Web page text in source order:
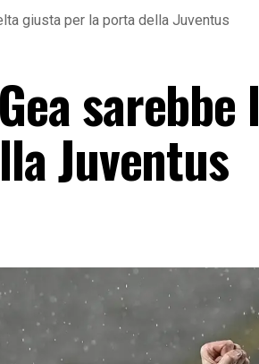
giusta per la porta della Juventus
sarebbe
Juventus